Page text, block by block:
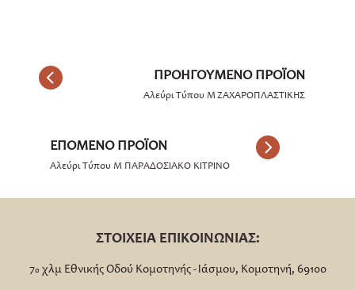
Αλεύρι Τύπου Μ ΖΑΧΑΡΟΠΛΑΣΤΙΚΗΣ
Αλεύρι Τύπου Μ ΠΑΡΑΔΟΣΙΑΚΟ ΚΙΤΡΙΝΟ
ΣΤΟΙΧΕΙΑ ΕΠΙΚΟΙΝΩΝΙΑΣ:
7ο χλμ Εθνικής Οδού Κομοτηνής - Ιάσμου, Κομοτηνή, 69100